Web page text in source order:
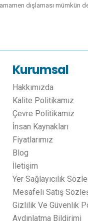
dışlaması mümkün
Kurumsal
Hakkımızda
Kalite Politikamız
Çevre Politikamız
İnsan Kaynakları
Fiyatlarımız
Blog
İletişim
Yer Sağlayıcılık
Mesafeli Satış
Gizlilik Ve Güvenlik
Aydınlatma Bildirimi